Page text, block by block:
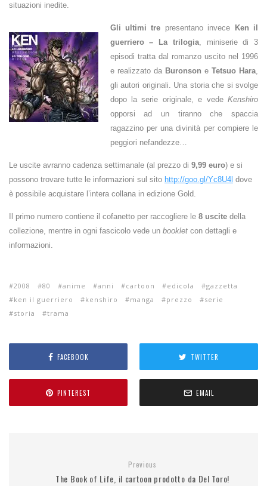
situazioni inedite.
Gli ultimi tre presentano invece Ken il
guerriero – La trilogia, miniserie di 3
episodi tratta dal romanzo uscito nel 1996
e realizzato da Buronson e Tetsuo Hara,
gli autori originali. Una storia che si svolge
dopo la serie originale, e vede Kenshiro
opporsi ad un tiranno che spaccia
ragazzino per una divinità per compiere le
peggiori nefandezze…
Le uscite avranno cadenza settimanale (al prezzo di 9,99 euro) e si
possono trovare tutte le informazioni sul sito http://goo.gl/Yc8U4l dove
è possibile acquistare l’intera collana in edizione Gold.
Il primo numero contiene il cofanetto per raccogliere le 8 uscite della
collezione, mentre in ogni fascicolo vede un booklet con dettagli e
informazioni.
2008 80 anime anni cartoon edicola
gazzetta
ken il guerriero
kenshiro manga prezzo
serie
storia
trama
FACEBOOK TWITTER
PINTEREST EMAIL
Previous
The Book of Life, il cartoon prodotto da Del Toro!